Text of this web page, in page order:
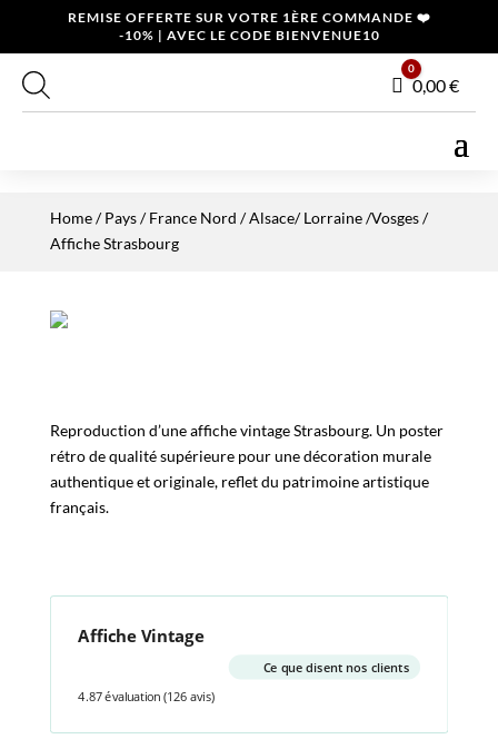
REMISE OFFERTE SUR VOTRE 1ÈRE COMMANDE ❤️
-10% | AVEC LE CODE BIENVENUE10
Panier
0
0,00€
Home/Pays/France Nord /Alsace/ Lorraine /Vosges/
Affiche Strasbourg
Reproduction d’une affiche vintage Strasbourg. Un poster
rétro de qualité supérieure pour une décoration murale
authentique et originale, reflet du patrimoine artistique
français.
Affiche Vintage
Ce que disent nos clients
4.87 évaluation (126 avis)